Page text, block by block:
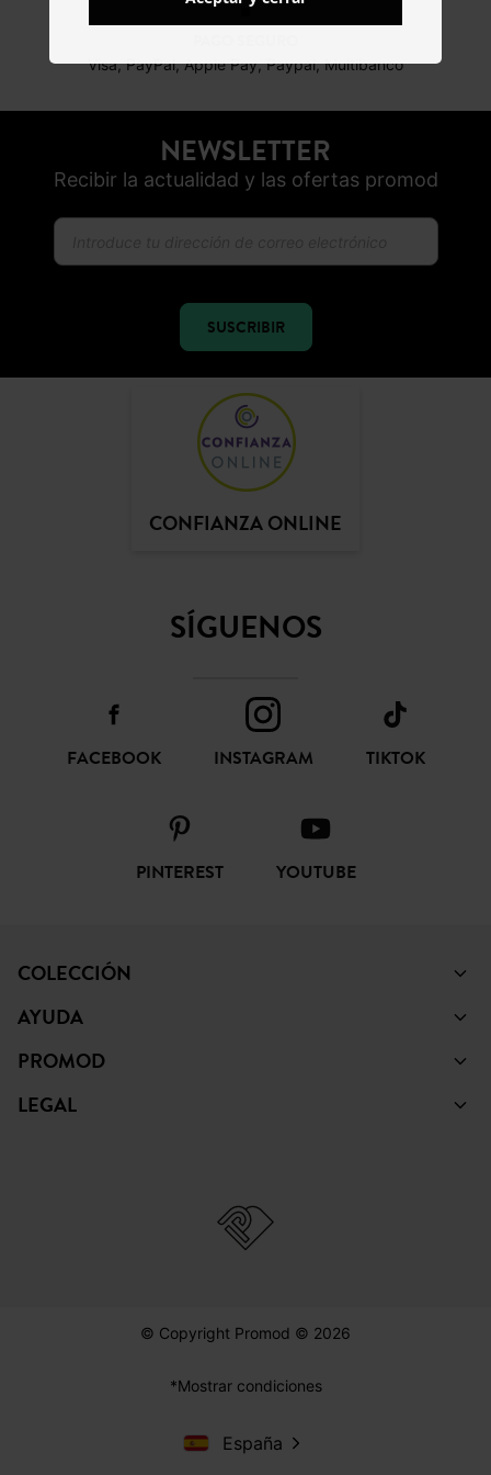
Visa, PayPal, Apple Pay, Paypal, Multibanco
NEWSLETTER
Recibir la actualidad y las ofertas promod
SUSCRIBIR
CONFIANZA ONLINE
SÍGUENOS
FACEBOOK INSTAGRAM TIKTOK
PINTEREST YOUTUBE
COLECCIÓN
AYUDA
PROMOD
LEGAL
© Copyright Promod © 2026
*Mostrar condiciones
España